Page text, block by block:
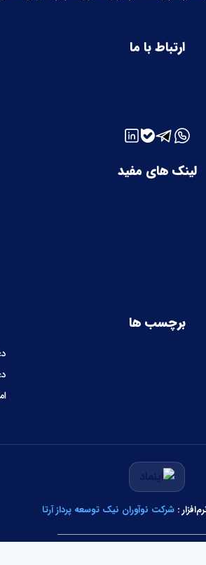
لینک های مفید
برچسب ها
ارتباط با ما
: شرکت نوآوران نیک توسعه پرداز آرتا